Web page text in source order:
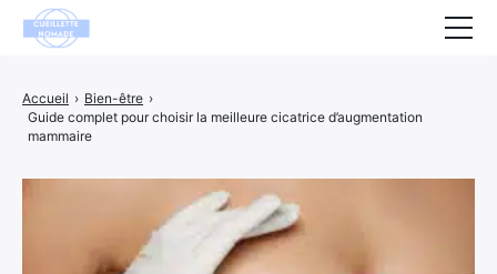
Accueil › Bien-être ›
Guide complet pour choisir la meilleure cicatrice d’augmentation
mammaire
Animaux
Décoration